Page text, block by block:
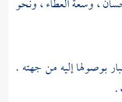
، وسعة العطاء ، ونحو
بوصولها إليه من جهته .
.